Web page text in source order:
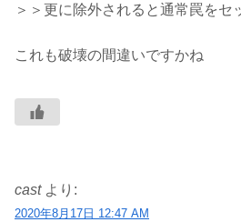
＞＞更に除外されると通常罠をセ
これも破壊の間違いですかね
cast より:
2020年8月17日 12:47 AM